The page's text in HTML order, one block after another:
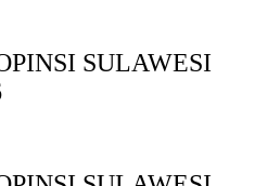
SULAWESI